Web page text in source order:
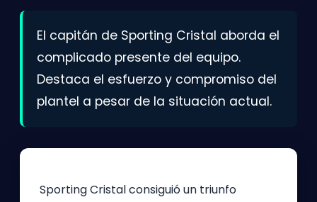
El capitán de Sporting Cristal aborda el
complicado presente del equipo.
Destaca el esfuerzo y compromiso del
plantel a pesar de la situación actual.
Sporting Cristal consiguió un triunfo